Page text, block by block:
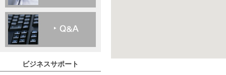
ビジネスサポート